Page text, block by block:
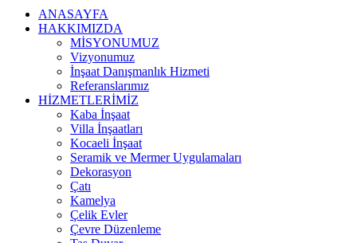
ANASAYFA
HAKKIMIZDA
MİSYONUMUZ
Vizyonumuz
İnşaat Danışmanlık Hizmeti
Referanslarımız
HİZMETLERİMİZ
Kaba İnşaat
Villa İnşaatları
Kocaeli İnşaat
Seramik ve Mermer Uygulamaları
Dekorasyon
Çatı
Kamelya
Çelik Evler
Çevre Düzenleme